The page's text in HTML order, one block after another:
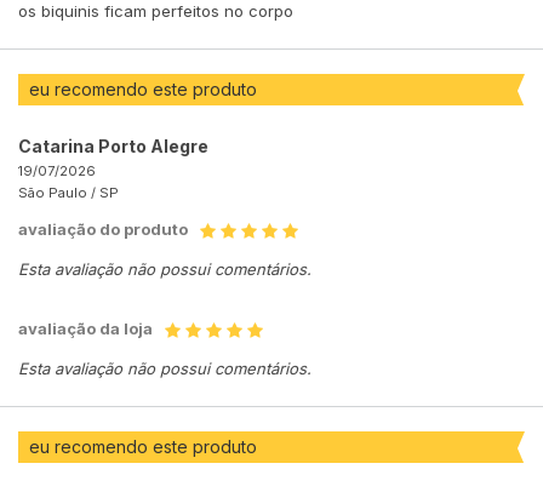
os biquinis ficam perfeitos no corpo
eu recomendo este produto
Catarina Porto Alegre
19/07/2026
São Paulo / SP
avaliação do produto
Esta avaliação não possui comentários.
avaliação da loja
Esta avaliação não possui comentários.
eu recomendo este produto